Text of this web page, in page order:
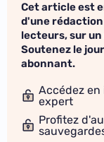
Cet article est
d'une rédaction
lecteurs, sur
Soutenez le
abonnant.
Accédez
expert
Profitez